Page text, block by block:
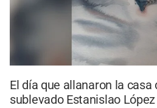
El día que allanaron la
sublevado Estanislao López